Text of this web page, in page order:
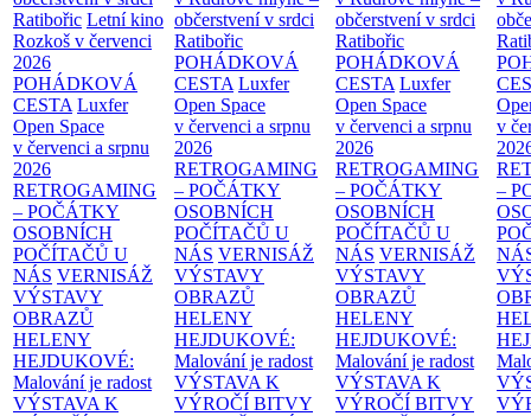
Ratibořic Letní kino
Rozkoš v červenci
2026
POHÁDKOVÁ
CESTA Luxfer
Open Space
v červenci a srpnu
2026
RETROGAMING
– POČÁTKY
OSOBNÍCH
POČÍTAČŮ U
NÁS VERNISÁŽ
VÝSTAVY
OBRAZŮ
HELENY
HEJDUKOVÉ:
Malování je radost
VÝSTAVA K
občerstvení v srdci
Ratibořic
POHÁDKOVÁ
CESTA Luxfer
Open Space
v červenci a srpnu
2026
RETROGAMING
– POČÁTKY
OSOBNÍCH
POČÍTAČŮ U
NÁS VERNISÁŽ
VÝSTAVY
OBRAZŮ
HELENY
HEJDUKOVÉ:
Malování je radost
VÝSTAVA K
VÝROČÍ BITVY
občerstvení v srdci
Ratibořic
POHÁDKOVÁ
CESTA Luxfer
Open Space
v červenci a srpnu
2026
RETROGAMING
– POČÁTKY
OSOBNÍCH
POČÍTAČŮ U
NÁS VERNISÁŽ
VÝSTAVY
OBRAZŮ
HELENY
HEJDUKOVÉ:
Malování je radost
VÝSTAVA K
VÝROČÍ BITVY
v
–